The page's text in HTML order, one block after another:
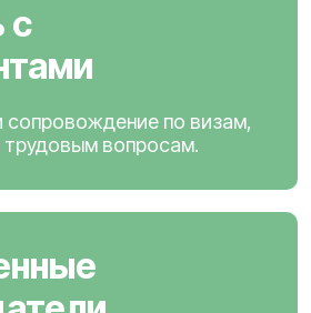
с
сопровождение по визам,
вопросам.